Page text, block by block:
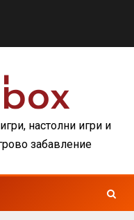
настолни игри и
забавление